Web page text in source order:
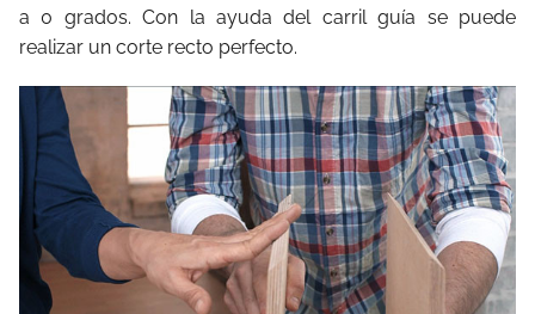
a 0 grados. Con la ayuda del carril guía se puede
realizar un corte recto perfecto.